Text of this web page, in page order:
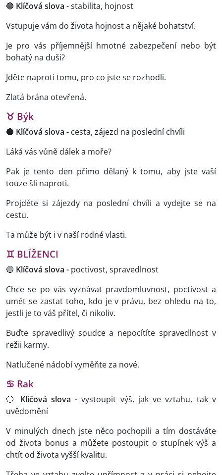
🔵 Klíčová slova - stabilita, hojnost
Vstupuje vám do života hojnost a nějaké bohatství.
Je pro vás příjemnější hmotné zabezpečení nebo být
bohatý na duši?
Jděte naproti tomu, pro co jste se rozhodli.
Zlatá brána otevřená.
♉ Býk
🔵 Klíčová slova - cesta, zájezd na poslední chvíli
Láká vás vůně dálek a moře?
Pak je tento den přímo dělaný k tomu, aby jste vaší
touze šli naproti.
Projděte si zájezdy na poslední chvíli a vydejte se na
cestu.
Ta může být i v naší rodné vlasti.
♊ BLÍŽENCI
🔵 Klíčová slova - poctivost, spravedlnost
Chce se po vás vyznávat pravdomluvnost, poctivost a
umět se zastat toho, kdo je v právu, bez ohledu na to,
jestli je to váš přítel, či nikoliv.
Buďte spravedlivý soudce a nepocítíte spravedlnost v
režii karmy.
Natlučené nádobí vyměňte za nové.
♋ Rak
🔵 Klíčová slova-vystoupit výš, jak ve vztahu, tak v
uvědomění
V minulých dnech jste něco pochopili a tím dostáváte
od života bonus a můžete postoupit o stupínek výš a
chtít od života vyšší kvalitu.